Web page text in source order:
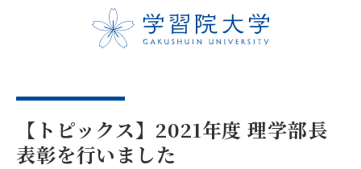
【トピックス】2021年度 理学部長
表彰を行いました